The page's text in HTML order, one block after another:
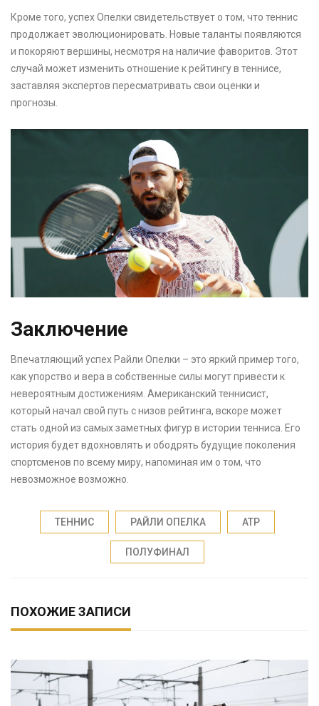
Кроме того, успех Опелки свидетельствует о том, что теннис
продолжает эволюционировать. Новые таланты появляются
и покоряют вершины, несмотря на наличие фаворитов. Этот
случай может изменить отношение к рейтингу в теннисе,
заставляя экспертов пересматривать свои оценки и
прогнозы.
Заключение
Впечатляющий успех Райли Опелки – это яркий пример того,
как упорство и вера в собственные силы могут привести к
невероятным достижениям. Американский теннисист,
который начал свой путь с низов рейтинга, вскоре может
стать одной из самых заметных фигур в истории тенниса. Его
история будет вдохновлять и ободрять будущие поколения
спортсменов по всему миру, напоминая им о том, что
невозможное возможно.
ТЕННИС РАЙЛИ ОПЕЛКА ATP
ПОЛУФИНАЛ
ПОХОЖИЕ ЗАПИСИ